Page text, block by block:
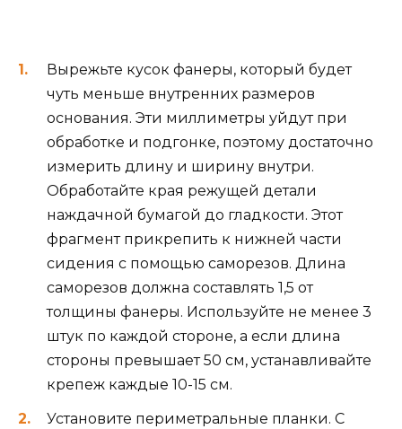
Вырежьте кусок фанеры, который будет
чуть меньше внутренних размеров
основания. Эти миллиметры уйдут при
обработке и подгонке, поэтому достаточно
измерить длину и ширину внутри.
Обработайте края режущей детали
наждачной бумагой до гладкости. Этот
фрагмент прикрепить к нижней части
сидения с помощью саморезов. Длина
саморезов должна составлять 1,5 от
толщины фанеры. Используйте не менее 3
штук по каждой стороне, а если длина
стороны превышает 50 см, устанавливайте
крепеж каждые 10-15 см.
Установите периметральные планки. С